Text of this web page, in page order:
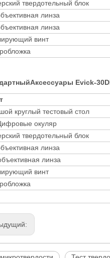
твердотельный блок
линза
линза
винт
Аксессуары Evick-
круглый тестовый стол
окуляр
твердотельный блок
линза
линза
винт